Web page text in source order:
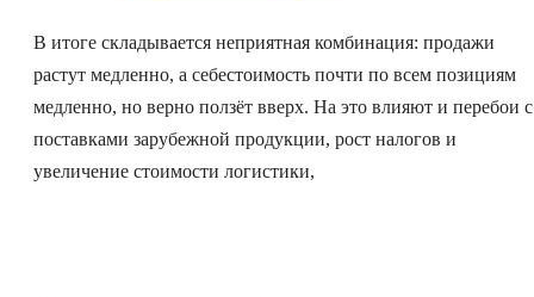
В итоге складывается неприятная комбинация: продажи
растут медленно, а себестоимость почти по всем позициям
медленно, но верно ползёт вверх. На это влияют и перебои с
поставками зарубежной продукции, рост налогов и
увеличение стоимости логистики,